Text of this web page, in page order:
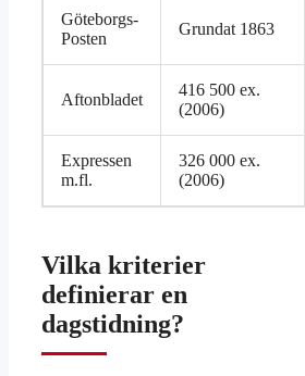
Göteborgs-
Posten
Grundat 1863
Aftonbladet
416 500 ex.
(2006)
Expressen
m.fl.
326 000 ex.
(2006)
Vilka kriterier
definierar en
dagstidning?